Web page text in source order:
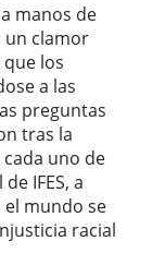
manos de
un clamor
los
a las
preguntas
tras la
uno de
IFES, a
mundo se
racial